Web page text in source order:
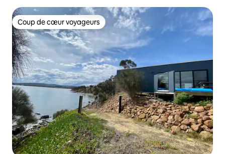
Coup de cœur voyageurs
Coup de cœur voyageurs